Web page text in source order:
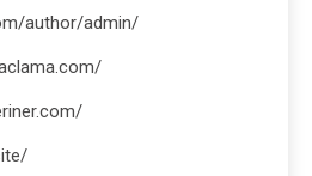
author/admin/